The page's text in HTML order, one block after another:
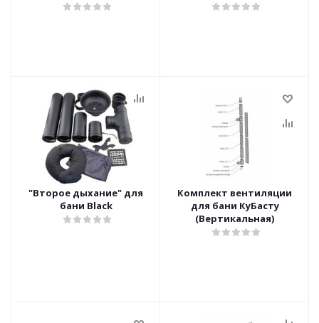
"Второе дыхание" для
бани Black
Комплект вентиляции
для бани КуБасту
(Вертикальная)